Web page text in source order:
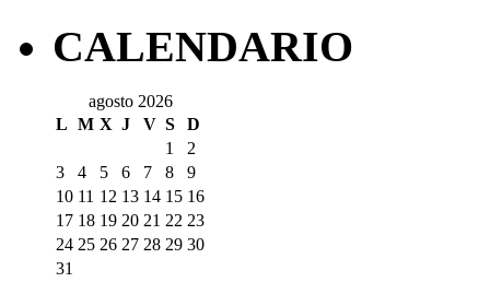
CALENDARIO
agosto 2026
L M X J V S
D
1
2
3
4 5 6 7 8
9
10 11 12 13 14 15 16
17 18 19 20 21 22 23
24 25 26 27 28 29 30
31